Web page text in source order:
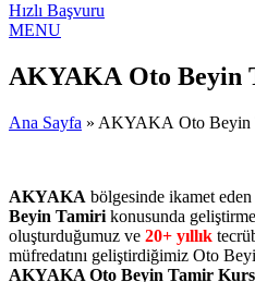
Hızlı Başvuru
MENU
AKYAKA Oto Beyin
Ana Sayfa » AKYAKA Oto Beyin
AKYAKA bölgesinde ikamet
Beyin Tamiri konusunda
oluşturduğumuz ve 20+ yıllık
müfredatını geliştirdiğimiz Oto
AKYAKA Oto Beyin Tamir